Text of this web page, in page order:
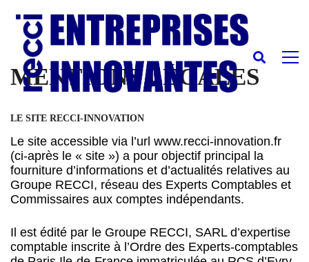
MENTIONS LÉGALES
LE SITE RECCI-INNOVATION
Le site accessible via l’url www.recci-innovation.fr
(ci-après le « site ») a pour objectif principal la
fourniture d’informations et d’actualités relatives au
Groupe RECCI, réseau des Experts Comptables et
Commissaires aux comptes indépendants.
Il est édité par le Groupe RECCI, SARL d’expertise
comptable inscrite à l’Ordre des Experts-comptables